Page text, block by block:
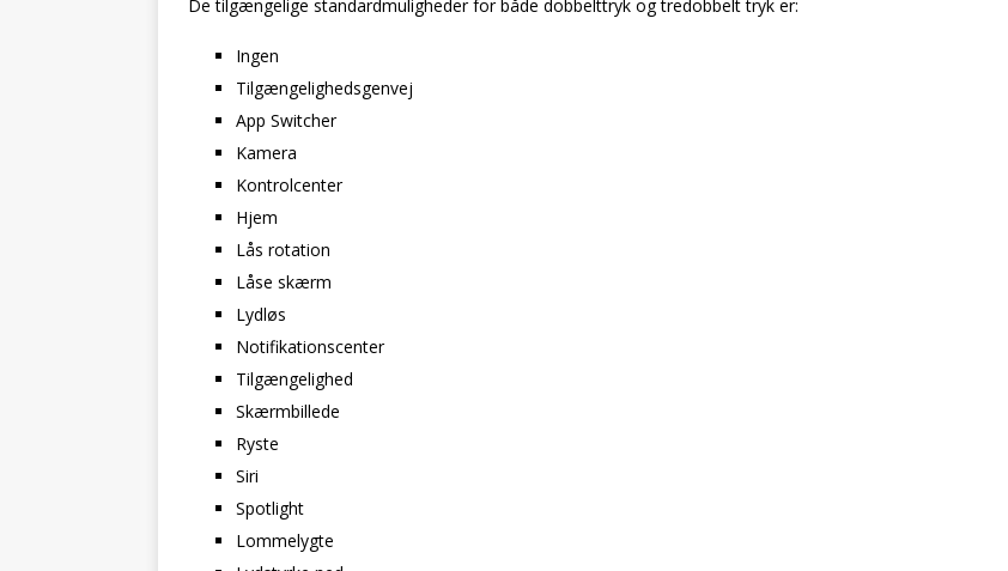
De tilgængelige standardmuligheder for både dobbelttryk og tredobbelt tryk er:
Ingen
Tilgængelighedsgenvej
App Switcher
Kamera
Kontrolcenter
Hjem
Lås rotation
Låse skærm
Lydløs
Notifikationscenter
Tilgængelighed
Skærmbillede
Ryste
Siri
Spotlight
Lommelygte